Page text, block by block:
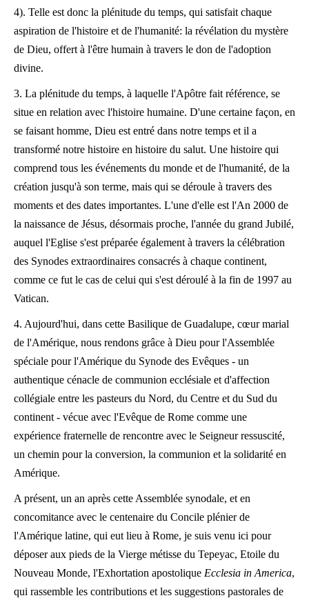
4). Telle est donc la plénitude du temps, qui satisfait chaque
aspiration de l'histoire et de l'humanité: la révélation du mystère
de Dieu, offert à l'être humain à travers le don de l'adoption
divine.
3. La plénitude du temps, à laquelle l'Apôtre fait référence, se
situe en relation avec l'histoire humaine. D'une certaine façon, en
se faisant homme, Dieu est entré dans notre temps et il a
transformé notre histoire en histoire du salut. Une histoire qui
comprend tous les événements du monde et de l'humanité, de la
création jusqu'à son terme, mais qui se déroule à travers des
moments et des dates importantes. L'une d'elle est l'An 2000 de
la naissance de Jésus, désormais proche, l'année du grand Jubilé,
auquel l'Eglise s'est préparée également à travers la célébration
des Synodes extraordinaires consacrés à chaque continent,
comme ce fut le cas de celui qui s'est déroulé à la fin de 1997 au
Vatican.
4. Aujourd'hui, dans cette Basilique de Guadalupe, cœur marial
de l'Amérique, nous rendons grâce à Dieu pour l'Assemblée
spéciale pour l'Amérique du Synode des Evêques - un
authentique cénacle de communion ecclésiale et d'affection
collégiale entre les pasteurs du Nord, du Centre et du Sud du
continent - vécue avec l'Evêque de Rome comme une
expérience fraternelle de rencontre avec le Seigneur ressuscité,
un chemin pour la conversion, la communion et la solidarité en
Amérique.
A présent, un an après cette Assemblée synodale, et en
concomitance avec le centenaire du Concile plénier de
l'Amérique latine, qui eut lieu à Rome, je suis venu ici pour
déposer aux pieds de la Vierge métisse du Tepeyac, Etoile du
Nouveau Monde, l'Exhortation apostolique Ecclesia in America,
qui rassemble les contributions et les suggestions pastorales de